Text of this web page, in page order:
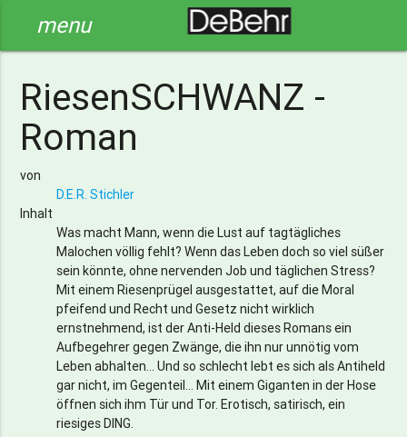
menu
RiesenSCHWANZ -
Roman
von
D.E.R. Stichler
Inhalt
Was macht Mann, wenn die Lust auf tagtägliches
Malochen völlig fehlt? Wenn das Leben doch so viel süßer
sein könnte, ohne nervenden Job und täglichen Stress?
Mit einem Riesenprügel ausgestattet, auf die Moral
pfeifend und Recht und Gesetz nicht wirklich
ernstnehmend, ist der Anti-Held dieses Romans ein
Aufbegehrer gegen Zwänge, die ihn nur unnötig vom
Leben abhalten... Und so schlecht lebt es sich als Antiheld
gar nicht, im Gegenteil... Mit einem Giganten in der Hose
öffnen sich ihm Tür und Tor. Erotisch, satirisch, ein
riesiges DING.